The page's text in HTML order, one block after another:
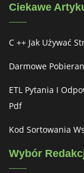
Ciekawe
C ++ Jak Używać
Darmowe
ETL Pytania I
Pdf
Kod Sortowania
Wybór